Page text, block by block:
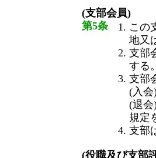
(支部会員)
第5条
この
地又
支部
する
支部
(入会
(退会
規定
支部
(役職及び支部